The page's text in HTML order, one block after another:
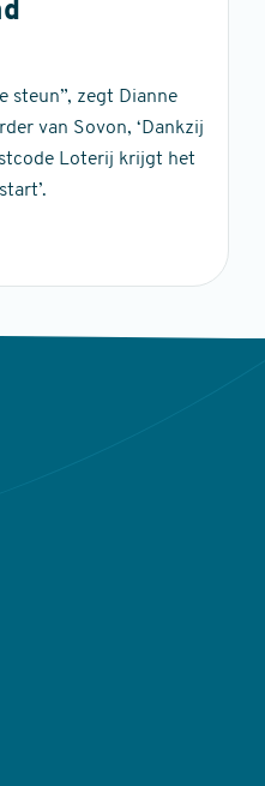
steun”, zegt Dianne
van Sovon, ‘Dankzij
Loterij krijgt het